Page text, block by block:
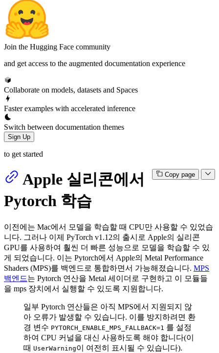
Join the Hugging Face community
and get access to the augmented documentation experience
Collaborate on models, datasets and Spaces
Faster examples with accelerated inference
Switch between documentation themes
Sign Up
to get started
Copy page
Apple 실리콘에서
Pytorch 학습
이전에는 Mac에서 모델을 학습할 때 CPU만 사용할 수 있었습
니다. 그러나 이제 PyTorch v1.12의 출시로 Apple의 실리콘
GPU를 사용하여 훨씬 더 빠른 성능으로 모델을 학습할 수 있
게 되었습니다. 이는 Pytorch에서 Apple의 Metal Performance
Shaders (MPS)를 백엔드로 통합하면서 가능해졌습니다. MPS
백엔드는 Pytorch 연산을 Metal 세이더로 구현하고 이 모듈들
을 mps 장치에서 실행할 수 있도록 지원합니다.
일부 Pytorch 연산들은 아직 MPS에서 지원되지 않
아 오류가 발생할 수 있습니다. 이를 방지하려면 환
경 변수 PYTORCH_ENABLE_MPS_FALLBACK=1 를 설정
하여 CPU 커널을 대신 사용하도록 해야 합니다(이
때 UserWarning이 여전히 표시될 수 있습니다).